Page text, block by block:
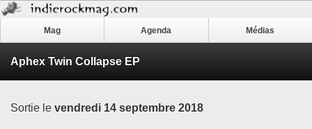
Mag Agenda Médias
Aphex Twin Collapse EP
Sortie le vendredi 14 septembre 2018